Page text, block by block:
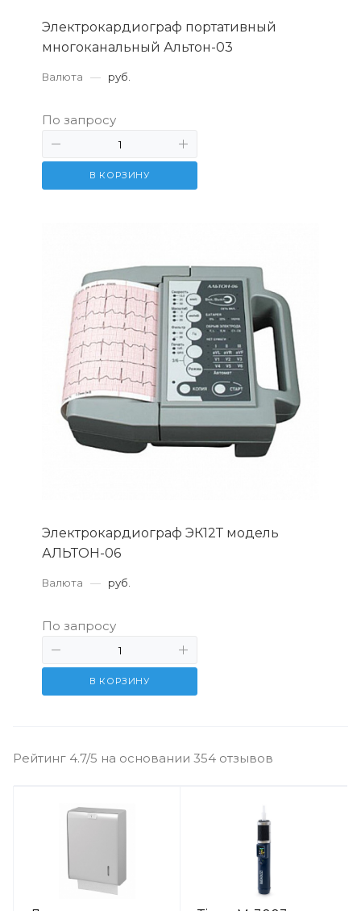
Электрокардиограф портативный
многоканальный Альтон-03
Валюта — руб.
По запросу
В КОРЗИНУ
Электрокардиограф ЭК12Т модель
АЛЬТОН-06
Валюта — руб.
По запросу
В КОРЗИНУ
Рейтинг 4.7/5 на основании 354 отзывов